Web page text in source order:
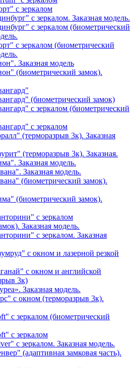
с зеркалом
с зеркалом. Заказная модель.
с зеркалом (биометрический
с зеркалом (биометрический
Заказная модель
(биометрический замок).
(биометрический замок)
с зеркалом (биометрический
с зеркалом
(терморазрыв 3к). Заказная
(терморазрыв 3к). Заказная.
Заказная модель.
Заказная модель.
(биометрический замок).
(биометрический замок).
с зеркалом
Заказная модель.
с зеркалом. Заказная
с окном и лазерной резкой
с окном и английской
3к)
Заказная модель.
с окном (терморазрыв 3к).
с зеркалом (биометрический
с зеркалом
с зеркалом. Заказная модель.
(адаптивная замковая часть).